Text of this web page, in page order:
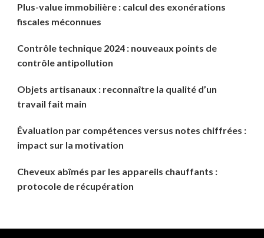
Plus-value immobilière : calcul des exonérations
fiscales méconnues
Contrôle technique 2024 : nouveaux points de
contrôle antipollution
Objets artisanaux : reconnaître la qualité d’un
travail fait main
Évaluation par compétences versus notes chiffrées :
impact sur la motivation
Cheveux abîmés par les appareils chauffants :
protocole de récupération